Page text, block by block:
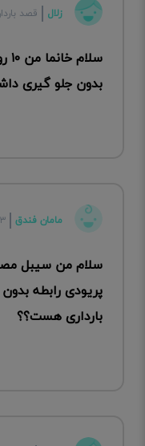
زلال قصد
بدون جلو گیری
مامان فندق ۳ ماهگی
سلام من سیبل
پریودی رابطه
بارداری هست؟؟